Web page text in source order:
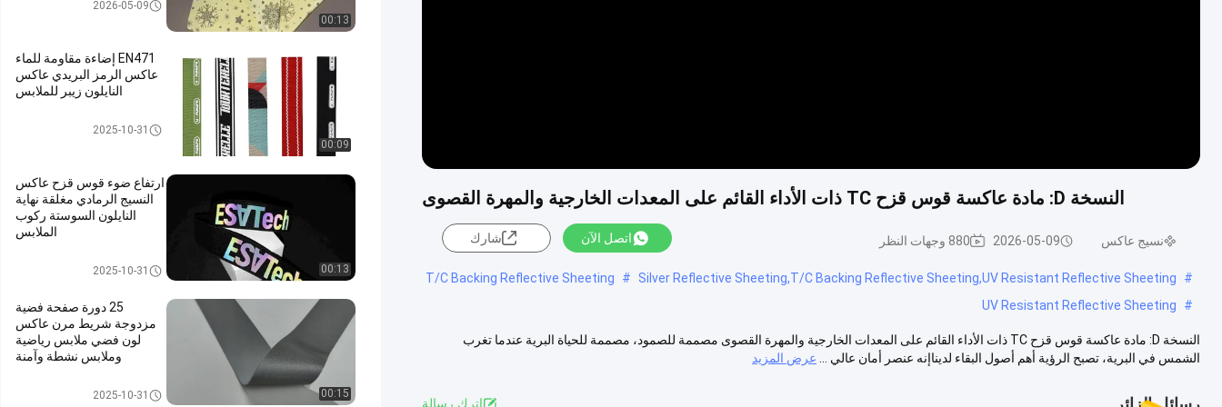
النسخة D: مادة عاكسة قوس قزح TC ذات الأداء القائم على المعدات الخارجية والمهرة القصوى
نسيج عاكس 2026-05-09 880 وجهات النظر اتصل الآن شارك
#
Silver Reflective Sheeting,T/C Backing Reflective Sheeting,UV Resistant Reflective Sheeting
#
T/C Backing Reflective Sheeting
#
UV Resistant Reflective Sheeting
النسخة D: مادة عاكسة قوس قزح TC ذات الأداء القائم على المعدات الخارجية والمهرة القصوى مصممة للصمود، مصممة للحياة البرية عندما تغرب
الشمس في البرية، تصبح الرؤية أهم أصول البقاء لديناإنه عنصر أمان عالي ...
عرض المزيد
اترك رسالة
00:13
2026-05-09
00:09
EN471 إضاءة مقاومة للماء
عاكس الرمز البريدي عاكس
النايلون زيبر للملابس
Colorful Reflective Fabric
2025-10-31
00:13
ارتفاع ضوء قوس قزح عاكس
النسيج الرمادي مغلقة نهاية
النايلون السوستة ركوب
الملابس
Colorful Reflective Fabric
2025-10-31
00:15
25 دورة صفحة فضية
مزدوجة شريط مرن عاكس
لون فضي ملابس رياضية
وملابس نشطة وآمنة
Silver Reflective Fabric
2025-10-31